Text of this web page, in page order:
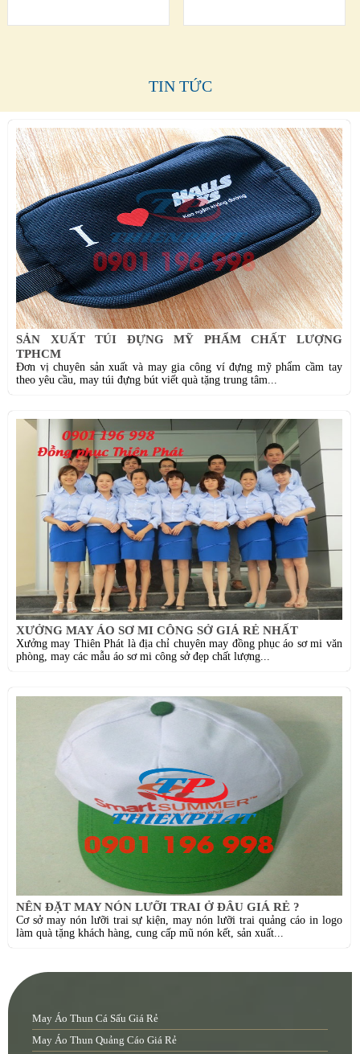
TIN TỨC
SẢN XUẤT TÚI ĐỰNG MỸ PHẨM CHẤT LƯỢNG
TPHCM
Đơn vị chuyên sản xuất và may gia công ví đựng mỹ phẩm cầm tay
theo yêu cầu, may túi đựng bút viết quà tặng trung tâm...
XƯỞNG MAY ÁO SƠ MI CÔNG SỞ GIÁ RẺ NHẤT
Xưởng may Thiên Phát là địa chỉ chuyên may đồng phục áo sơ mi văn
phòng, may các mẫu áo sơ mi công sở đẹp chất lượng...
NÊN ĐẶT MAY NÓN LƯỠI TRAI Ở ĐÂU GIÁ RẺ ?
Cơ sở may nón lưỡi trai sự kiện, may nón lưỡi trai quảng cáo in logo
làm quà tặng khách hàng, cung cấp mũ nón kết, sản xuất...
May Áo Thun Cá Sấu Giá Rẻ
May Áo Thun Quảng Cáo Giá Rẻ